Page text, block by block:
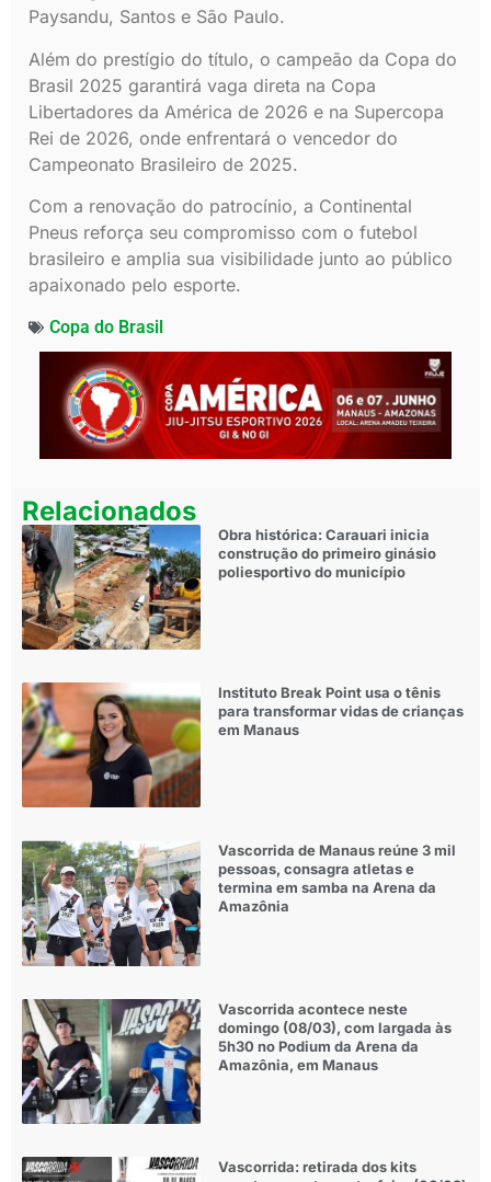
Paysandu, Santos e São Paulo.
Além do prestígio do título, o campeão da Copa do
Brasil 2025 garantirá vaga direta na Copa
Libertadores da América de 2026 e na Supercopa
Rei de 2026, onde enfrentará o vencedor do
Campeonato Brasileiro de 2025.
Com a renovação do patrocínio, a Continental
Pneus reforça seu compromisso com o futebol
brasileiro e amplia sua visibilidade junto ao público
apaixonado pelo esporte.
Copa do Brasil
Relacionados
Obra histórica: Carauari inicia
construção do primeiro ginásio
poliesportivo do município
Instituto Break Point usa o tênis
para transformar vidas de crianças
em Manaus
Vascorrida de Manaus reúne 3 mil
pessoas, consagra atletas e
termina em samba na Arena da
Amazônia
Vascorrida acontece neste
domingo (08/03), com largada às
5h30 no Podium da Arena da
Amazônia, em Manaus
Vascorrida: retirada dos kits